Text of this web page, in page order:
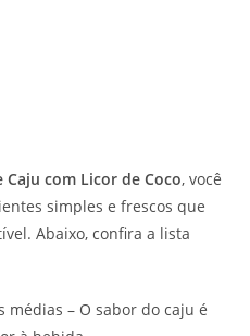
com Licor de Coco, você
simples e frescos que
Abaixo, confira a lista
médias – O sabor do caju é